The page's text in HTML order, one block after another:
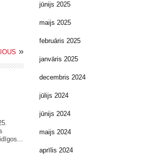
»
jūnijs 2025
maijs 2025
februāris 2025
janvāris 2025
decembris 2024
jūlijs 2024
jūnijs 2024
maijs 2024
aprīlis 2024